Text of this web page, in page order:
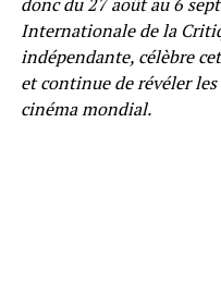
Internationale de la
indépendante, célèbre
et continue de révéler
cinéma mondial.